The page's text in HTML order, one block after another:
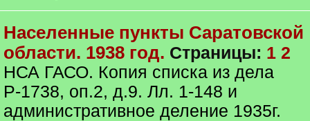
Населенные пункты Саратовской
области. 1938 год. Страницы: 1 2
НСА ГАСО. Копия списка из дела
Р-1738, оп.2, д.9. Лл. 1-148 и
административное деление 1935г.